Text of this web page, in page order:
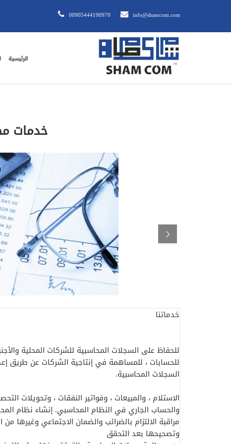
00905444190970 info@shamcom.com
الرئيسية
خدمات
خدماتنا
للحفاظ على السجلات المحاسبية للشركات المحلية
للحسابات ، للمساهمة في إنتاجية الشركات عن طريق
السجلات المحاسبية.
الاستلام ، والمبيعات ، وفواتير النفقات ، وتحويلات
والحساب الجاري في النظام المحاسبي. إنشاء نظام
مراقبة الالتزام بالضرائب والضمان الاجتماعي وغيرها
وتصحيحها بعد التحقق